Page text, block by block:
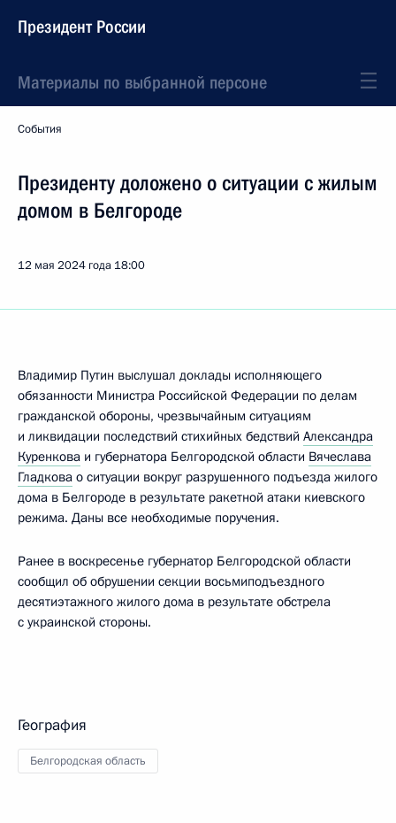
Президент России
Материалы по выбранной персоне
События
Президенту доложено о ситуации с жилым
домом в Белгороде
12 мая 2024 года 18:00
Владимир Путин выслушал доклады исполняющего
обязанности Министра Российской Федерации по делам
гражданской обороны, чрезвычайным ситуациям
и ликвидации последствий стихийных бедствий Александра
Куренкова и губернатора Белгородской области Вячеслава
Гладкова о ситуации вокруг разрушенного подъезда жилого
дома в Белгороде в результате ракетной атаки киевского
режима. Даны все необходимые поручения.
Ранее в воскресенье губернатор Белгородской области
сообщил об обрушении секции восьмиподъездного
десятиэтажного жилого дома в результате обстрела
с украинской стороны.
География
Белгородская область